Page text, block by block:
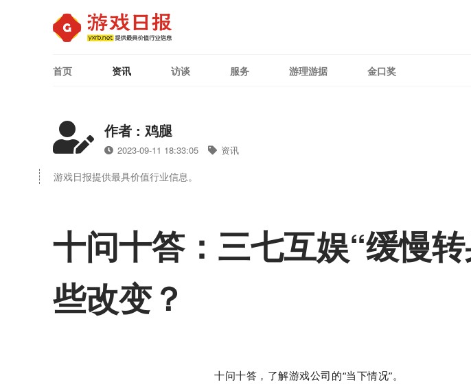
首页 资讯 访谈 服务 游理游据 金口奖
作者 : 鸡腿
2023-09-11 18:33:05 资讯
游戏日报提供最具价值行业信息。
十问十答：三七互娱“缓慢
些改变？
十问十答，了解游戏公司的“当下情况”。